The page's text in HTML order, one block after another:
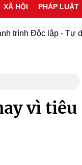
XÃ HỘI PHÁP LUẬT
Độc lập - Tự do -
vì tiêu